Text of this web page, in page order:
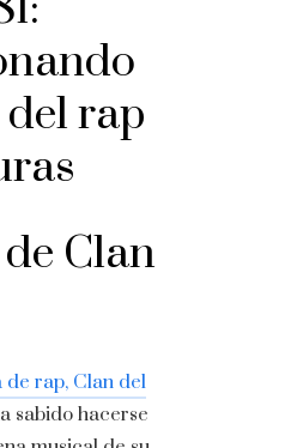
rap
Clan
rap, Clan del
sabido hacerse